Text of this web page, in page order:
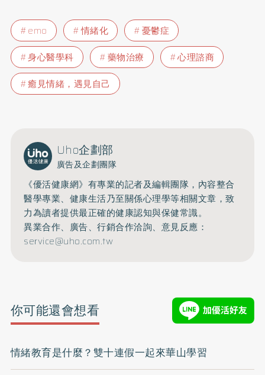
emo 情緒化
憂鬱症
身心醫學科
藥物治療
心理諮商
癒見情緒，遇見自己
Uho企劃部
廣告及企劃團隊
《優活健康網》有專業的記者及編輯團隊，內容整合
醫學專業、健康生活乃至關係心理學等相關文章，致
力為讀者提供最正確的健康認知與保健常識。
異業合作、廣告、行銷合作洽詢、意見反應：
service@uho.com.tw
你可能還會想看
情緒教育是什麼？雙十連假一起來華山學習